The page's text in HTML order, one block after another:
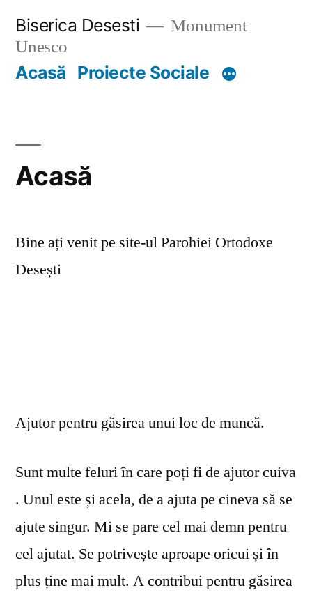
content
Biserica Desesti
Monument
Unesco
Acasă Proiecte Sociale
Acasă
Bine ați venit pe site-ul Parohiei Ortodoxe
Desești
Ajutor pentru găsirea unui loc de muncă.
Sunt multe feluri în care poți fi de ajutor cuiva
. Unul este și acela, de a ajuta pe cineva să se
ajute singur. Mi se pare cel mai demn pentru
cel ajutat. Se potrivește aproape oricui și în
plus ține mai mult. A contribui pentru găsirea